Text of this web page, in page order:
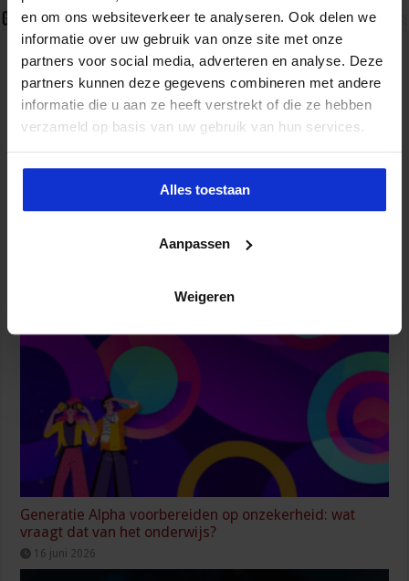
en om ons websiteverkeer te analyseren. Ook delen we
informatie over uw gebruik van onze site met onze
partners voor social media, adverteren en analyse. Deze
partners kunnen deze gegevens combineren met andere
informatie die u aan ze heeft verstrekt of die ze hebben
verzameld op basis van uw gebruik van hun services.
Alles toestaan
Aanpassen
Weigeren
Gerelateerde Artikelen
Generatie Alpha voorbereiden op onzekerheid: wat
vraagt dat van het onderwijs?
16 juni 2026